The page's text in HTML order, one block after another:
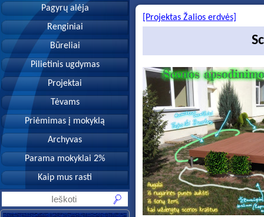
Pagyrų alėja
Renginiai
Būreliai
Pilietinis ugdymas
Projektai
Tėvams
Priėmimas į mokyklą
Archyvas
Parama mokyklai 2%
Kaip mus rasti
[Projektas Žalios erdvės]